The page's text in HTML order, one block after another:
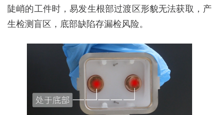
陡峭的工件时，易发生根部过渡区形貌无法获取，产
生检测盲区，底部缺陷存漏检风险。